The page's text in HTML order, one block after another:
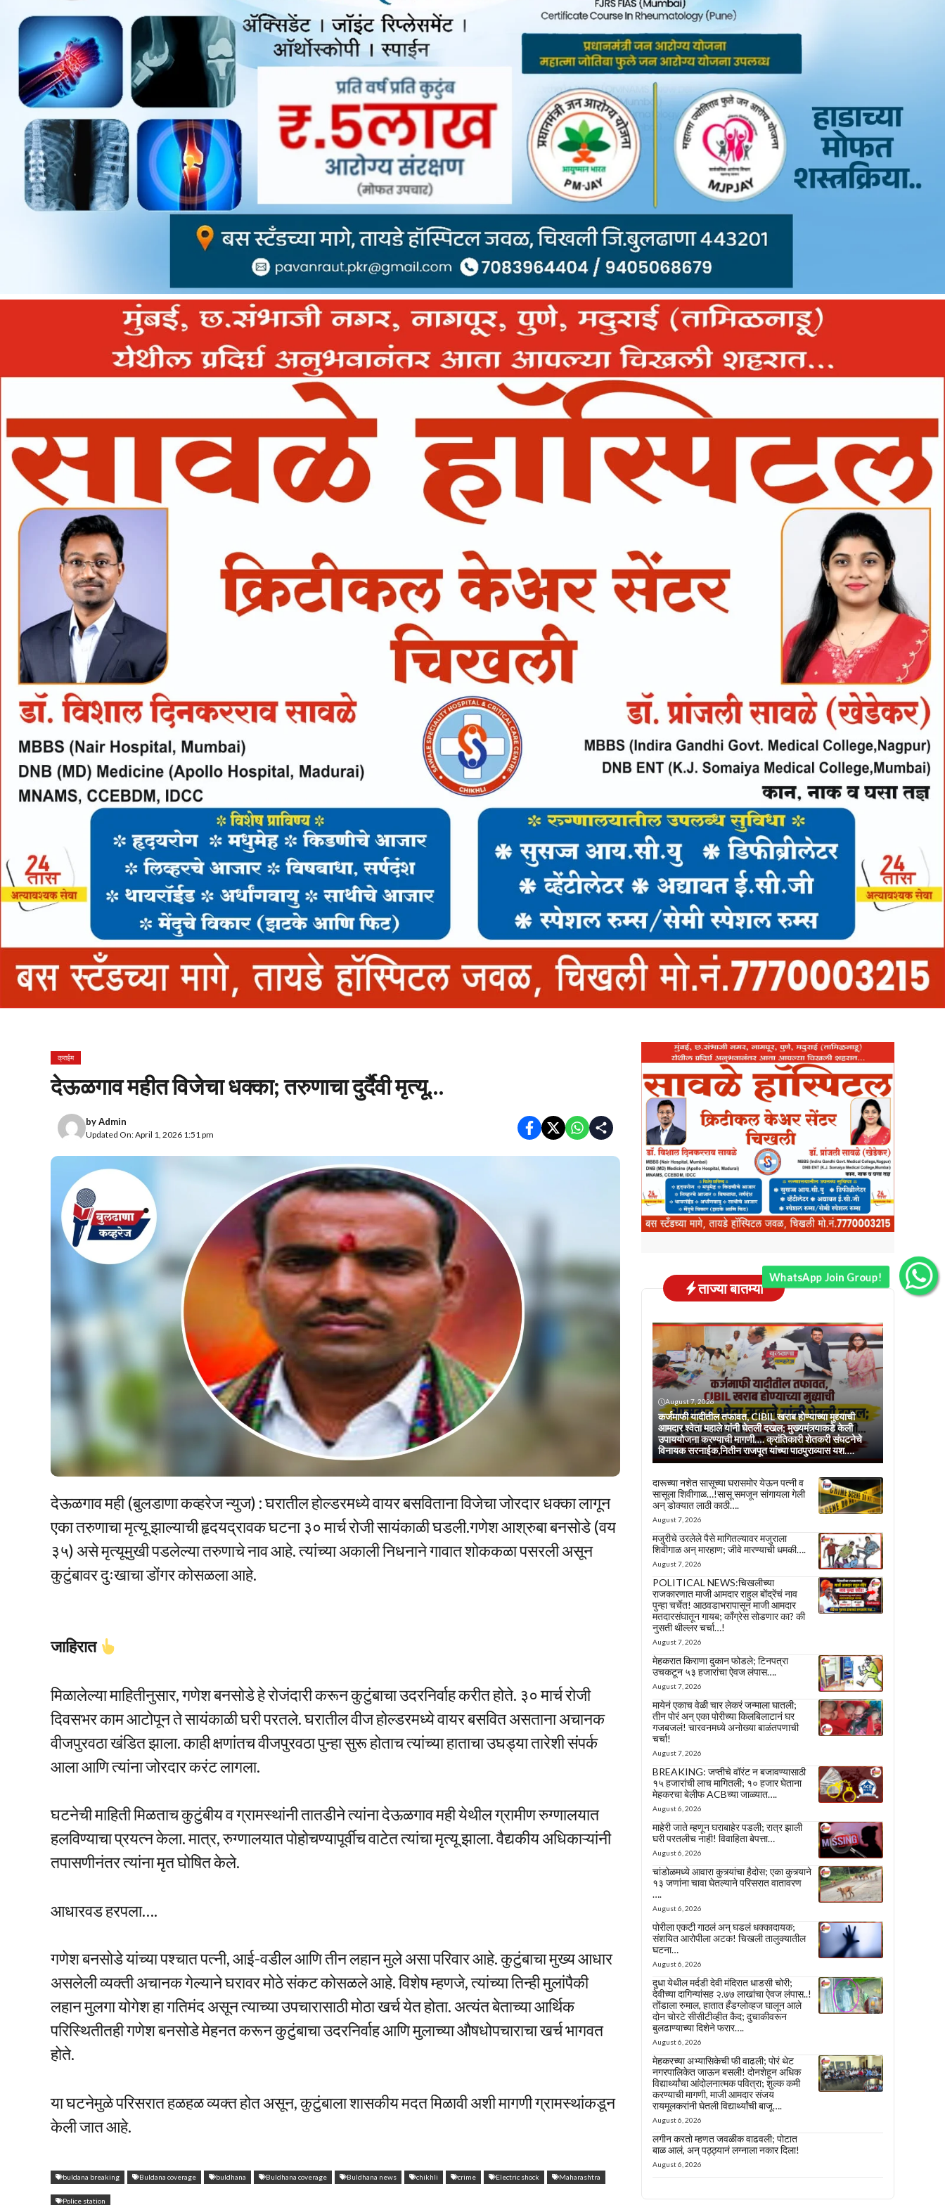
क्राईम
देऊळगाव महीत विजेचा धक्का; तरुणाचा दुर्दैवी मृत्यू…
byAdmin
Updated On: April 1, 2026 1:51 pm
देऊळगाव मही (बुलडाणा कव्हरेज न्युज) : घरातील होल्डरमध्ये वायर बसविताना विजेचा जोरदार धक्का लागून
एका तरुणाचा मृत्यू झाल्याची हृदयद्रावक घटना ३० मार्च रोजी सायंकाळी घडली.गणेश आश्रुबा बनसोडे (वय
३५) असे मृत्यूमुखी पडलेल्या तरुणाचे नाव आहे. त्यांच्या अकाली निधनाने गावात शोककळा पसरली असून
कुटुंबावर दुःखाचा डोंगर कोसळला आहे.
जाहिरात
मिळालेल्या माहितीनुसार, गणेश बनसोडे हे रोजंदारी करून कुटुंबाचा उदरनिर्वाह करीत होते. ३० मार्च रोजी
दिवसभर काम आटोपून ते सायंकाळी घरी परतले. घरातील वीज होल्डरमध्ये वायर बसवित असताना अचानक
वीजपुरवठा खंडित झाला. काही क्षणांतच वीजपुरवठा पुन्हा सुरू होताच त्यांच्या हाताचा उघड्या तारेशी संपर्क
आला आणि त्यांना जोरदार करंट लागला.
घटनेची माहिती मिळताच कुटुंबीय व ग्रामस्थांनी तातडीने त्यांना देऊळगाव मही येथील ग्रामीण रुग्णालयात
हलविण्याचा प्रयत्न केला. मात्र, रुग्णालयात पोहोचण्यापूर्वीच वाटेत त्यांचा मृत्यू झाला. वैद्यकीय अधिकाऱ्यांनी
तपासणीनंतर त्यांना मृत घोषित केले.
आधारवड हरपला….
गणेश बनसोडे यांच्या पश्चात पत्नी, आई-वडील आणि तीन लहान मुले असा परिवार आहे. कुटुंबाचा मुख्य आधार
असलेली व्यक्ती अचानक गेल्याने घरावर मोठे संकट कोसळले आहे. विशेष म्हणजे, त्यांच्या तिन्ही मुलांपैकी
लहान मुलगा योगेश हा गतिमंद असून त्याच्या उपचारासाठी मोठा खर्च येत होता. अत्यंत बेताच्या आर्थिक
परिस्थितीतही गणेश बनसोडे मेहनत करून कुटुंबाचा उदरनिर्वाह आणि मुलाच्या औषधोपचाराचा खर्च भागवत
होते.
या घटनेमुळे परिसरात हळहळ व्यक्त होत असून, कुटुंबाला शासकीय मदत मिळावी अशी मागणी ग्रामस्थांकडून
केली जात आहे.
buldana breaking Buldana coverage buldhana Buldhana coverage Buldhana news chikhli crime Electric shock Maharashtra
Police station
ताज्या बातम्या
August 7, 2026
कर्जमाफी यादीतील तफावत, CIBIL खराब होण्याच्या मुद्द्याची
आमदार श्वेता महाले यांनी घेतली दखल; मुख्यमंत्र्याकडे केली
उपाययोजना करण्याची मागणी…. क्रांतिकारी शेतकरी संघटनेचे
विनायक सरनाईक,नितीन राजपूत यांच्या पाठपुराव्यास यश….
दारूच्या नशेत सासूच्या घरासमोर येऊन पत्नी व
सासूला शिवीगाळ…!सासू समजून सांगायला गेली
अन् डोक्यात लाठी काठी….
August 7, 2026
मजुरीचे उरलेले पैसे मागितल्यावर मजुराला
शिवीगाळ अन् मारहाण; जीवे मारण्याची धमकी….
August 7, 2026
POLITICAL NEWS:चिखलीच्या
राजकारणात माजी आमदार राहुल बोंद्रेंचं नाव
पुन्हा चर्चेत! आठवडाभरापासून माजी आमदार
मतदारसंघातून गायब; काँग्रेस सोडणार का? की
नुसती थील्लर चर्चा…!
August 7, 2026
मेहकरात किराणा दुकान फोडले; टिनपत्रा
उचकटून ५३ हजारांचा ऐवज लंपास….
August 7, 2026
मायेनं एकाच वेळी चार लेकरं जन्माला घातली;
तीन पोरं अन् एका पोरीच्या किलबिलाटानं घर
गजबजलं! चारवनमध्ये अनोख्या बाळंतपणाची
चर्चा!
August 7, 2026
BREAKING: जप्तीचे वॉरंट न बजावण्यासाठी
१५ हजारांची लाच मागितली; १० हजार घेताना
मेहकरचा बेलीफ ACBच्या जाळ्यात….
August 6, 2026
माहेरी जाते म्हणून घराबाहेर पडली; रात्र झाली
घरी परतलीच नाही! विवाहिता बेपत्ता…
August 6, 2026
चांडोळमध्ये आवारा कुत्र्यांचा हैदोस; एका कुत्र्याने
१३ जणांना चावा घेतल्याने परिसरात वातावरण
….
August 6, 2026
पोरीला एकटी गाठलं अन् घडलं धक्कादायक;
संशयित आरोपीला अटक! चिखली तालुक्यातील
घटना…
August 6, 2026
दुधा येथील मर्दडी देवी मंदिरात धाडसी चोरी;
देवीच्या दागिन्यांसह २.७७ लाखांचा ऐवज लंपास..!
तोंडाला रुमाल, हातात हँडग्लोव्हज घालून आले
दोन चोरटे सीसीटीव्हीत कैद; दुचाकीवरून
बुलढाण्याच्या दिशेने फरार….
August 6, 2026
मेहकरच्या अभ्यासिकेची फी वाढली; पोरं थेट
नगरपालिकेत जाऊन बसली! दोनशेहून अधिक
विद्यार्थ्यांचा आंदोलनात्मक पवित्रा; शुल्क कमी
करण्याची मागणी, माजी आमदार संजय
रायमूलकरांनी घेतली विद्यार्थ्यांची बाजू….
August 6, 2026
लगीन करतो म्हणत जवळीक वाढवली; पोटात
बाळ आलं, अन् पठ्ठ्यानं लग्नाला नकार दिला!
August 6, 2026
WhatsApp Join Group!